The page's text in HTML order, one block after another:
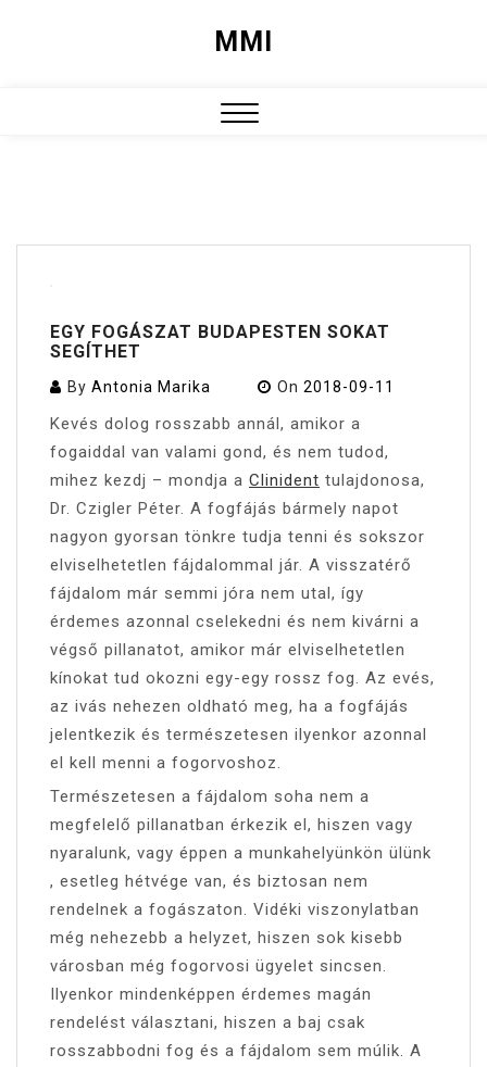
MMI
EGY FOGÁSZAT BUDAPESTEN SOKAT
SEGÍTHET
By Antonia Marika On 2018-09-11
Kevés dolog rosszabb annál, amikor a
fogaiddal van valami gond, és nem tudod,
mihez kezdj – mondja a Clinident tulajdonosa,
Dr. Czigler Péter. A fogfájás bármely napot
nagyon gyorsan tönkre tudja tenni és sokszor
elviselhetetlen fájdalommal jár. A visszatérő
fájdalom már semmi jóra nem utal, így
érdemes azonnal cselekedni és nem kivárni a
végső pillanatot, amikor már elviselhetetlen
kínokat tud okozni egy-egy rossz fog. Az evés,
az ivás nehezen oldható meg, ha a fogfájás
jelentkezik és természetesen ilyenkor azonnal
el kell menni a fogorvoshoz.
Természetesen a fájdalom soha nem a
megfelelő pillanatban érkezik el, hiszen vagy
nyaralunk, vagy éppen a munkahelyünkön ülünk
, esetleg hétvége van, és biztosan nem
rendelnek a fogászaton. Vidéki viszonylatban
még nehezebb a helyzet, hiszen sok kisebb
városban még fogorvosi ügyelet sincsen.
Ilyenkor mindenképpen érdemes magán
rendelést választani, hiszen a baj csak
rosszabbodni fog és a fájdalom sem múlik. A